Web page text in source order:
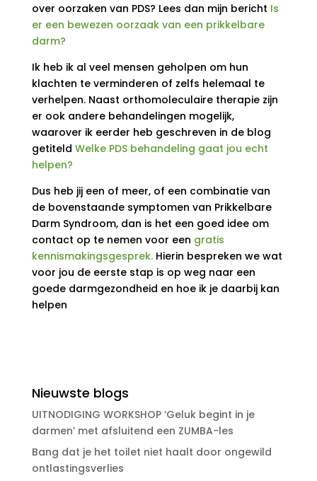
over oorzaken van PDS? Lees dan mijn bericht Is
er een bewezen oorzaak van een prikkelbare
darm?
Ik heb ik al veel mensen geholpen om hun
klachten te verminderen of zelfs helemaal te
verhelpen. Naast orthomoleculaire therapie zijn
er ook andere behandelingen mogelijk,
waarover ik eerder heb geschreven in de blog
getiteld Welke PDS behandeling gaat jou echt
helpen?
Dus heb jij een of meer, of een combinatie van
de bovenstaande symptomen van Prikkelbare
Darm Syndroom, dan is het een goed idee om
contact op te nemen voor een gratis
kennismakingsgesprek.Hierin bespreken we wat
voor jou de eerste stap is op weg naar een
goede darmgezondheid en hoe ik je daarbij kan
helpen
Nieuwste blogs
UITNODIGING WORKSHOP ‘Geluk begint in je
darmen’ met afsluitend een ZUMBA-les
Bang dat je het toilet niet haalt door ongewild
ontlastingsverlies